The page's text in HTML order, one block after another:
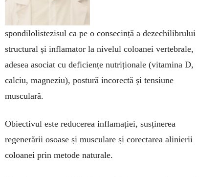
spondilolistezisul ca pe o consecință a dezechilibrului
structural și inflamator la nivelul coloanei vertebrale,
adesea asociat cu deficiențe nutriționale (vitamina D,
calciu, magneziu), postură incorectă și tensiune
musculară.
Obiectivul este reducerea inflamației, susținerea
regenerării osoase și musculare și corectarea alinierii
coloanei prin metode naturale.